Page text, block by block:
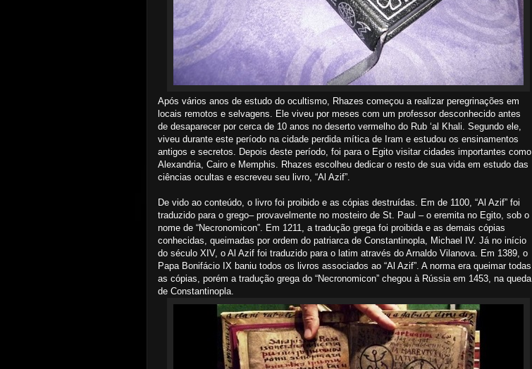
Após vários anos de estudo do ocultismo, Rhazes começou a realizar peregrinações em
locais remotos e selvagens. Ele viveu por meses com um professor desconhecido antes
de desaparecer por cerca de 10 anos no deserto vermelho do Rub ‘al Khali. Segundo ele,
viveu durante este período na cidade perdida mítica de Iram e estudou os ensinamentos
antigos e secretos. Depois deste período, foi para o Egito visitar cidades importantes como
Alexandria, Cairo e Memphis. Rhazes escolheu dedicar o resto de sua vida em estudo das
ciências ocultas e escreveu seu livro, “Al Azif”.
De vido ao conteúdo, o livro foi proibido e as cópias destruídas. Em de 1100, “Al Azif” foi
traduzido para o grego– provavelmente no mosteiro de St. Paul – o eremita no Egito, sob o
nome de “Necronomicon”. Em 1211, a tradução grega foi proibida e as demais cópias
conhecidas, queimadas por ordem do patriarca de Constantinopla, Michael IV. Já no início
do século XIV, o Al Azif foi traduzido para o latim através do Arnaldo Vilanova. Em 1389, o
Papa Bonifácio IX baniu todos os livros associados ao “Al Azif”. A norma era queimar todas
as cópias, porém a tradução grega do “Necronomicon” chegou à Rússia em 1453, na queda
de Constantinopla.